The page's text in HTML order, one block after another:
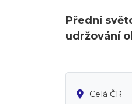
Přední
udržování
Celá ČR